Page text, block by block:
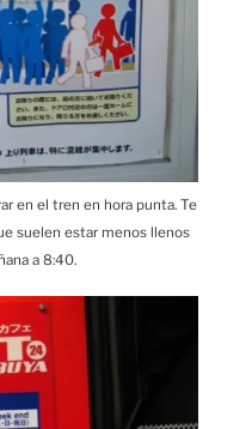
en el tren en hora punta. Te
suelen estar menos llenos
a 8:40.